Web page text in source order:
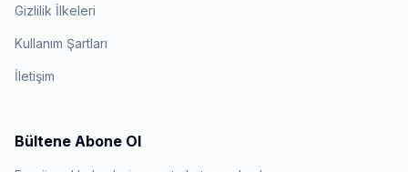
Gizlilik İlkeleri
Kullanım Şartları
İletişim
Bültene Abone Ol